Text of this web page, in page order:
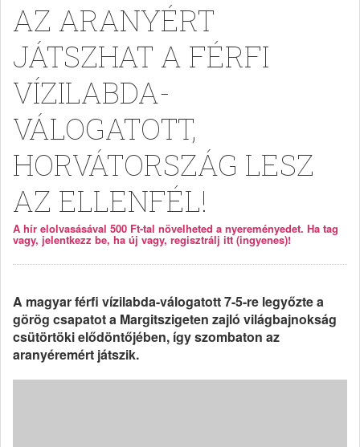
AZ ARANYÉRT
JÁTSZHAT A FÉRFI
VÍZILABDA-
VÁLOGATOTT,
HORVÁTORSZÁG LESZ
AZ ELLENFÉL!
A hír elolvasásával 500 Ft-tal növelheted a nyereményedet. Ha tag
vagy, jelentkezz be, ha új vagy, regisztrálj itt (ingyenes)!
A magyar férfi vízilabda-válogatott 7-5-re legyőzte a
görög csapatot a Margitszigeten zajló világbajnokság
csütörtöki elődöntőjében, így szombaton az
aranyéremért játszik.